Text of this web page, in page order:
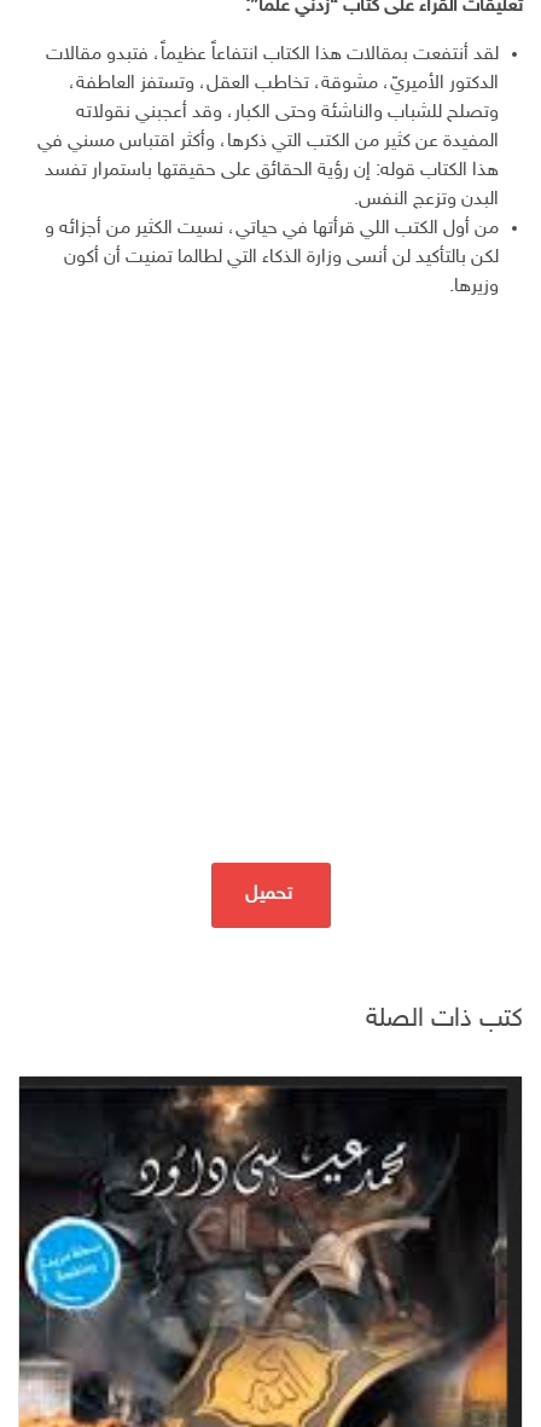
تعليقات القراء على كتاب “زدني علما”:
لقد أنتفعت بمقالات هذا الكتاب انتفاعاً عظيماً، فتبدو مقالات
الدكتور الأميريّ، مشوقة، تخاطب العقل، وتستفز العاطفة،
وتصلح للشباب والناشئة وحتى الكبار، وقد أعجبني نقولاته
المفيدة عن كثير من الكتب التي ذكرها، وأكثر اقتباس مسني في
هذا الكتاب قوله: إن رؤية الحقائق على حقيقتها باستمرار تفسد
البدن وتزعج النفس.
من أول الكتب اللي قرأتها في حياتي، نسيت الكثير من أجزائه و
لكن بالتأكيد لن أنسى وزارة الذكاء التي لطالما تمنيت أن أكون
وزيرها.
تحميل
كتب ذات الصلة